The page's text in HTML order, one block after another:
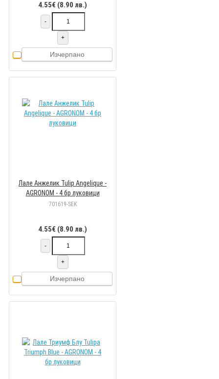
4.55€ (8.90 лв.)
-
+
Изчерпано
Лале Анжелик Tulip Angelique -
AGRONOM - 4 бр луковици
701619-SEK
4.55€ (8.90 лв.)
-
+
Изчерпано